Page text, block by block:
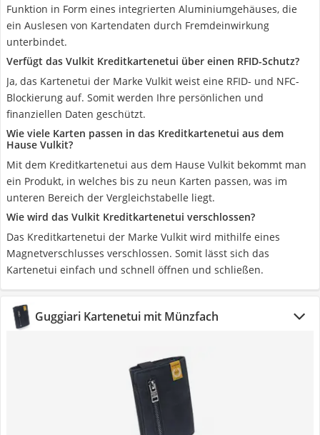
Funktion in Form eines integrierten Aluminiumgehäuses, die
ein Auslesen von Kartendaten durch Fremdeinwirkung
unterbindet.
Verfügt das Vulkit Kreditkartenetui über einen RFID-Schutz?
Ja, das Kartenetui der Marke Vulkit weist eine RFID- und NFC-
Blockierung auf. Somit werden Ihre persönlichen und
finanziellen Daten geschützt.
Wie viele Karten passen in das Kreditkartenetui aus dem
Hause Vulkit?
Mit dem Kreditkartenetui aus dem Hause Vulkit bekommt man
ein Produkt, in welches bis zu neun Karten passen, was im
unteren Bereich der Vergleichstabelle liegt.
Wie wird das Vulkit Kreditkartenetui verschlossen?
Das Kreditkartenetui der Marke Vulkit wird mithilfe eines
Magnetverschlusses verschlossen. Somit lässt sich das
Kartenetui einfach und schnell öffnen und schließen.
Guggiari Kartenetui mit Münzfach